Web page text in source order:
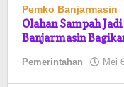
Pemko Banjarmasin
Olahan Sampah
Banjarmasin
Pemerintahan Mei